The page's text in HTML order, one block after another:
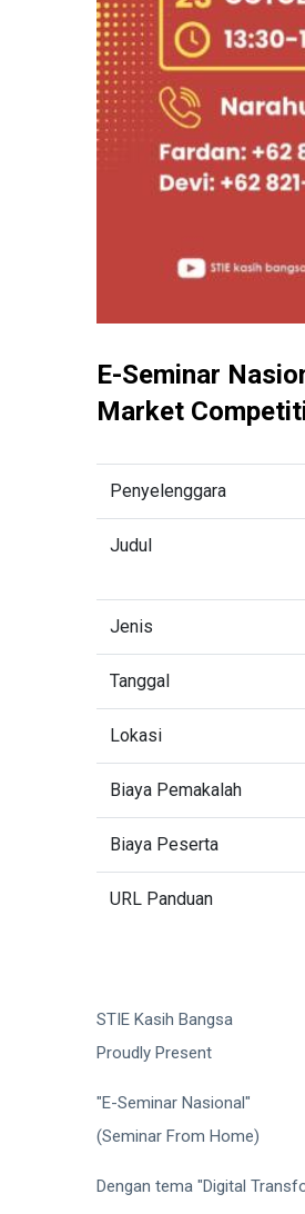
E-Seminar
Market
Penyelenggara
Judul
Jenis
Tanggal
Lokasi
Biaya Pemakalah
Biaya Peserta
URL Panduan
STIE Kasih Bangsa
Proudly Present
"E-Seminar Nasional"
(Seminar From Home)
Dengan tema "Digital